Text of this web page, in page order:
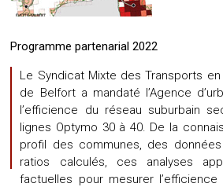
Programme partenarial 2022
Le Syndicat Mixte des Transports
de Belfort a mandaté l’Agence
l’efficience du réseau suburbain
lignes Optymo 30 à 40. De la
profil des communes, des
ratios calculés, ces analyses
factuelles pour mesurer